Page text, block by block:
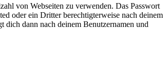
von Webseiten zu verwenden. Das Passwort
oder ein Dritter berechtigterweise nach deinem
dich dann nach deinem Benutzernamen und